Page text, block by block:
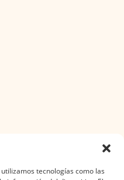
tecnologías como las